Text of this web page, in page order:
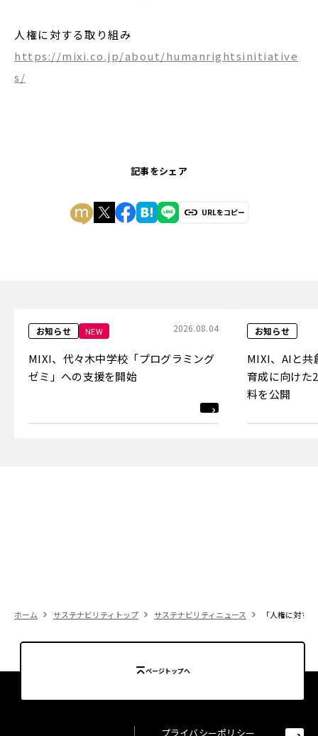
人権に対する取り組み
https://mixi.co.jp/about/humanrightsinitiative
s/
記事をシェア
URLをコピー
お知らせ NEW 2026.08.04
MIXI、代々木中学校「プログラミング
ゼミ」への支援を開始
お知らせ
MIXI、AIと共
育成に向けた
料を公開
ホーム サステナビリティトップ サステナビリティニュース 「人権に対す
ページトップへ
プライバシーポリシー